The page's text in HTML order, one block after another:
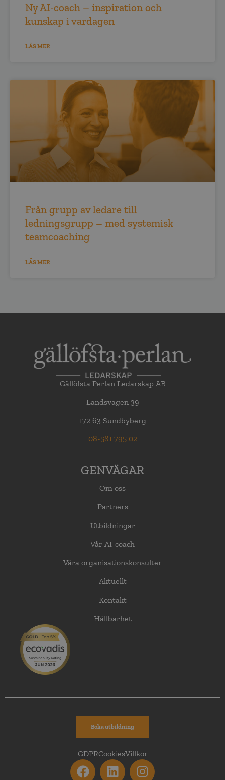
Ny AI-coach – inspiration och
kunskap i vardagen
LÄS MER
Från grupp av ledare till
ledningsgrupp – med systemisk
teamcoaching
LÄS MER
Gällöfsta Perlan Ledarskap AB
Landsvägen 39
172 63 Sundbyberg
08-581 795 02
GENVÄGAR
Om oss
Partners
Utbildningar
Vår AI-coach
Våra organisationskonsulter
Aktuellt
Kontakt
Hållbarhet
Boka utbildning
GDPRCookiesVillkor